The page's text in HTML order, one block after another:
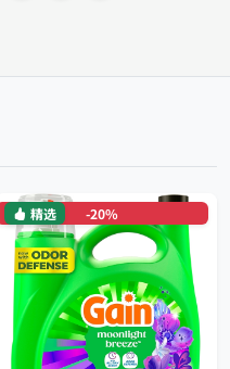
-20%
精选